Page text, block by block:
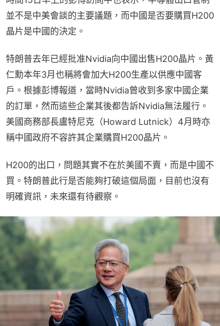
並不是中美會談的主要議題，而中國是否要購買H200
晶片是中國的決定。
特朗普去年已經批准Nvidia向中國出售H200晶片。黃
仁勳本年3月也稱將會加大H200生產以供應中國客
戶。根據彭博報道，當時Nvidia曾收到多家中國企業
的訂單，然而這些企業其後都告訴Nvidia無法履行。
美國商務部長盧特尼克（Howard Lutnick）4月時亦
稱中國政府不容許其企業購買H200晶片。
H200的出口，問題其實不在於美國不賣，而是中國不
買。特朗普此行是否能夠打破這個局面，目前也沒有
明確資訊，未來還有待觀察。